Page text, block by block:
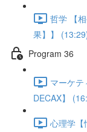
哲学 【
果】】
Program 36
マーケ
DECAX】
心理学【